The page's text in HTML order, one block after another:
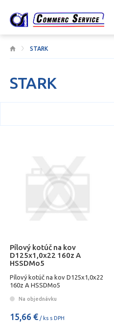
STARK
STARK
Pílový kotúč na kov
D125x1,0x22 160z A
HSSDMo5
Pílový kotúč na kov D125x1,0x22
160z A HSSDMo5
Na objednávku
15,66 € / ks s DPH